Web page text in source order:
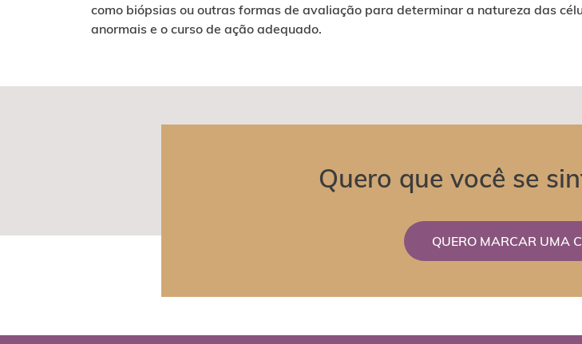
como biópsias ou outras formas de avaliação para determinar a natureza das
anormais e o curso de ação adequado.
Quero que você se
QUERO MARCAR UMA